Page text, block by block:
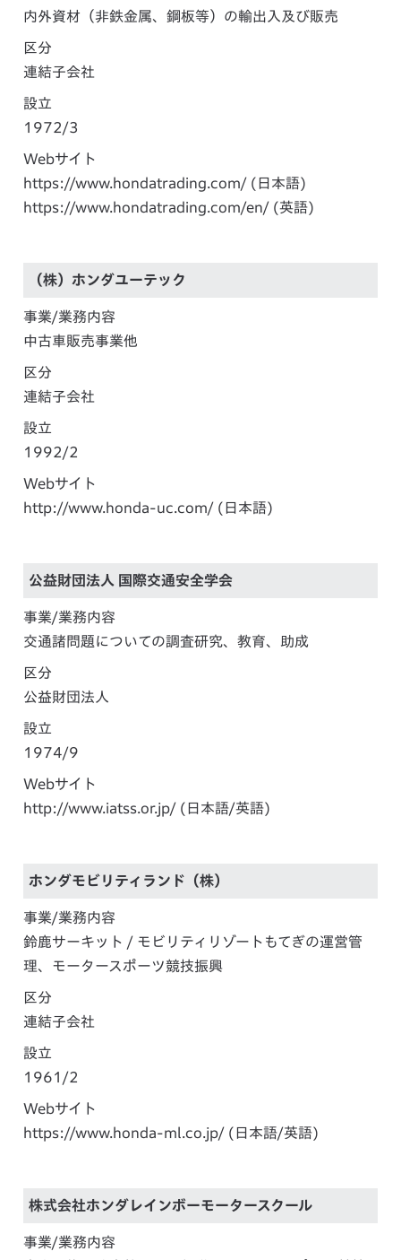
内外資材（非鉄金属、鋼板等）の輸出入及び販売
区分
連結子会社
設立
1972/3
Webサイト
https://www.hondatrading.com/(日本語)
https://www.hondatrading.com/en/(英語)
（株）ホンダユーテック
事業/業務内容
中古車販売事業他
区分
連結子会社
設立
1992/2
Webサイト
http://www.honda-uc.com/(日本語)
公益財団法人 国際交通安全学会
事業/業務内容
交通諸問題についての調査研究、教育、助成
区分
公益財団法人
設立
1974/9
Webサイト
http://www.iatss.or.jp/(日本語/英語)
ホンダモビリティランド（株）
事業/業務内容
鈴鹿サーキット / モビリティリゾートもてぎの運営管
理、モータースポーツ競技振興
区分
連結子会社
設立
1961/2
Webサイト
https://www.honda-ml.co.jp/(日本語/英語)
株式会社ホンダレインボーモータースクール
事業/業務内容